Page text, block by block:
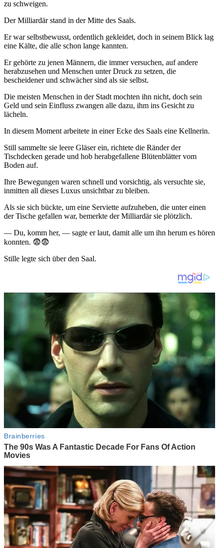
zu schweigen.
Der Milliardär stand in der Mitte des Saals.
Er war selbstbewusst, ordentlich gekleidet, doch in seinem Blick lag
eine Kälte, die alle schon lange kannten.
Er gehörte zu jenen Männern, die immer versuchen, auf andere
herabzusehen und Menschen unter Druck zu setzen, die
bescheidener und schwächer sind als sie selbst.
Die meisten Menschen in der Stadt mochten ihn nicht, doch sein
Geld und sein Einfluss zwangen alle dazu, ihm ins Gesicht zu
lächeln.
In diesem Moment arbeitete in einer Ecke des Saals eine Kellnerin.
Still sammelte sie leere Gläser ein, richtete die Ränder der
Tischdecken gerade und hob herabgefallene Blütenblätter vom
Boden auf.
Ihre Bewegungen waren schnell und vorsichtig, als versuchte sie,
inmitten all dieses Luxus unsichtbar zu bleiben.
Als sie sich bückte, um eine Serviette aufzuheben, die unter einen
der Tische gefallen war, bemerkte der Milliardär sie plötzlich.
— Du, komm her, — sagte er laut, damit alle um ihn herum es hören
konnten. 😨😨
Stille legte sich über den Saal.